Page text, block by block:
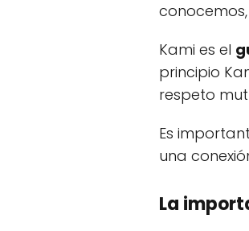
Kami es el
principio
respeto
Es
una
La